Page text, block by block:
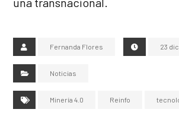
Fernanda Flores 23
Noticias
Minería 4.0 Reinfo